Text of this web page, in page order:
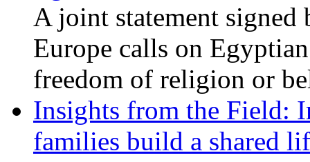
A joint statement signed
Europe calls on
freedom of religion or
Insights from the Field:
families build a shared